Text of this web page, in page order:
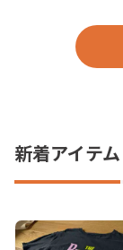
新着アイテム